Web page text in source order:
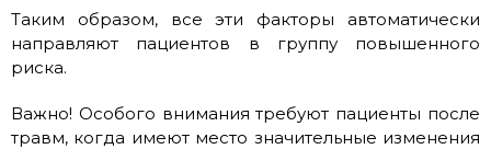
Таким образом, все эти факторы автоматически
направляют пациентов в группу повышенного
риска.
Важно! Особого внимания требуют пациенты после
травм, когда имеют место значительные изменения